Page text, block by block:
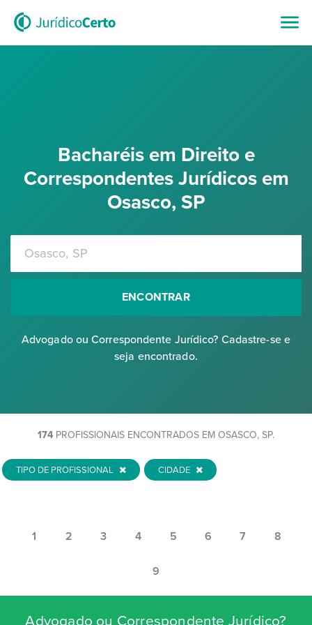
Bacharéis em Direito e
Correspondentes Jurídicos em
Osasco, SP
ENCONTRAR
Advogado ou Correspondente Jurídico? Cadastre-se e
seja encontrado.
174 PROFISSIONAIS ENCONTRADOS EM OSASCO, SP.
TIPO DE PROFISSIONAL CIDADE
1 2 3 4 5 6 7 8
9
Advogado ou Correspondente Jurídico?